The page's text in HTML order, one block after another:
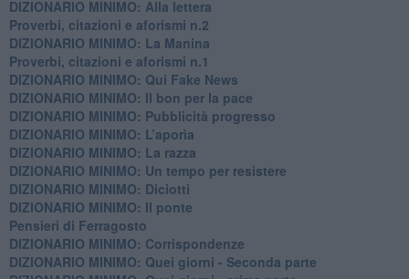
​DIZIONARIO MINIMO: Alla lettera
Proverbi, citazioni e aforismi n.2
DIZIONARIO MINIMO: La Manina
​Proverbi, citazioni e aforismi n.1
DIZIONARIO MINIMO: Qui Fake News
DIZIONARIO MINIMO: ​Il bon per la pace
DIZIONARIO MINIMO: Pubblicità progresso
DIZIONARIO MINIMO: L’aporìa
DIZIONARIO MINIMO: La razza
DIZIONARIO MINIMO: Un tempo per resistere
DIZIONARIO MINIMO: Diciotti
DIZIONARIO MINIMO: Il ponte
Pensieri di Ferragosto
DIZIONARIO MINIMO: Corrispondenze
DIZIONARIO MINIMO: Quei giorni - Seconda parte